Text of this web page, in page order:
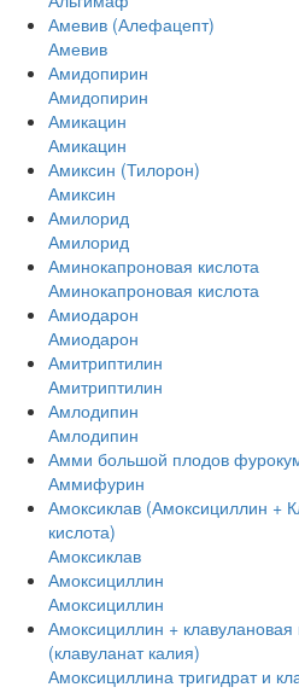
Амевив (Алефацепт)
Амевив
Амидопирин
Амидопирин
Амикацин
Амикацин
Амиксин (Тилорон)
Амиксин
Амилорид
Амилорид
Аминокапроновая кислота
Аминокапроновая кислота
Амиодарон
Амиодарон
Амитриптилин
Амитриптилин
Амлодипин
Амлодипин
Амми большой плодов
Аммифурин
Амоксиклав (Амоксициллин +
кислота)
Амоксиклав
Амоксициллин
Амоксициллин
Амоксициллин + клавулановая
(клавуланат калия)
Амоксициллина тригидрат и